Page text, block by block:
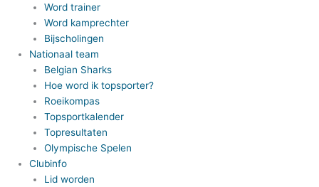
Word trainer
Word kamprechter
Bijscholingen
Nationaal team
Belgian Sharks
Hoe word ik topsporter?
Roeikompas
Topsportkalender
Topresultaten
Olympische Spelen
Clubinfo
Lid worden